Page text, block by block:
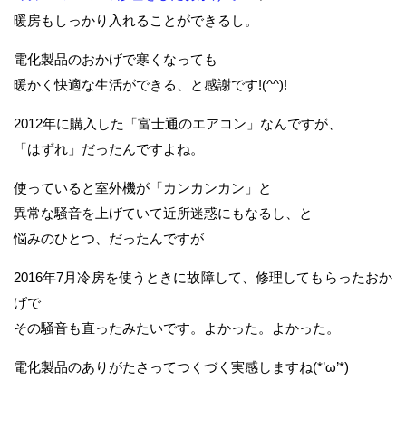
暖房もしっかり入れることができるし。
電化製品のおかげで寒くなっても
暖かく快適な生活ができる、と感謝です!(^^)!
2012年に購入した「富士通のエアコン」なんですが、
「はずれ」だったんですよね。
使っていると室外機が「カンカンカン」と
異常な騒音を上げていて近所迷惑にもなるし、と
悩みのひとつ、だったんですが
2016年7月冷房を使うときに故障して、修理してもらったおか
げで
その騒音も直ったみたいです。よかった。よかった。
電化製品のありがたさってつくづく実感しますね(*’ω’*)